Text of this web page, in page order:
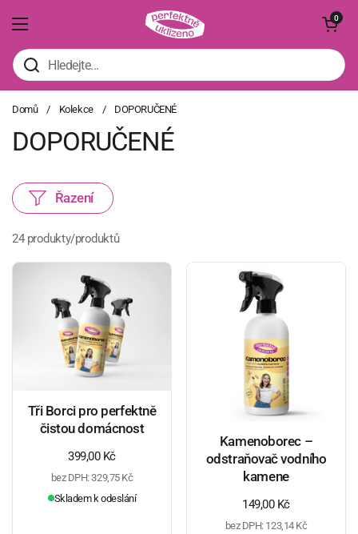
Otevřít nabídku
Otevřít
0
Domů / Kolekce / DOPORUČENÉ
DOPORUČENÉ
24 produkty/produktů
Řazení
Tři Borci pro perfektně
čistou domácnost
Běžná cena
399,00 Kč
bez DPH: 329,75 Kč
Skladem k odeslání
Kamenoborec –
odstraňovač vodního
kamene
Běžná cena
149,00 Kč
bez DPH: 123,14 Kč